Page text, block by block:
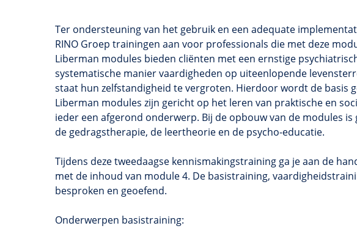
Ter ondersteuning van het gebruik en een adequate
RINO Groep trainingen aan voor professionals die met deze
Liberman modules bieden cliënten met een ernstige
systematische manier vaardigheden op uiteenlopende
staat hun zelfstandigheid te vergroten. Hierdoor wordt de basis
Liberman modules zijn gericht op het leren van praktische en
ieder een afgerond onderwerp. Bij de opbouw van de modules
de gedragstherapie, de leertheorie en de psycho-educatie.
Tijdens deze tweedaagse kennismakingstraining ga je aan de
met de inhoud van module 4. De basistraining,
besproken en geoefend.
Onderwerpen basistraining: